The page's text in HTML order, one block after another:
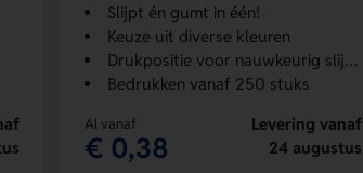
Slijpt én gumt in één!
Keuze uit diverse kleuren
Drukpositie voor nauwkeurig slijpen
Bedrukken vanaf 250 stuks
Al vanaf
€ 0,38
Levering vanaf
24 augustus